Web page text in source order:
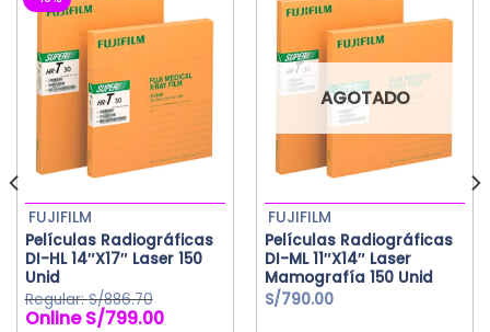
Películas Radiográficas
DI-HL 14″X17″ Laser 150
Unid
FUJIFILM
S/886.70
El
S/799.00El
AGOTADO
Películas Radiográficas
DI-ML 11″X14″ Laser
Mamografía 150 Unid
FUJIFILM
S/790.00